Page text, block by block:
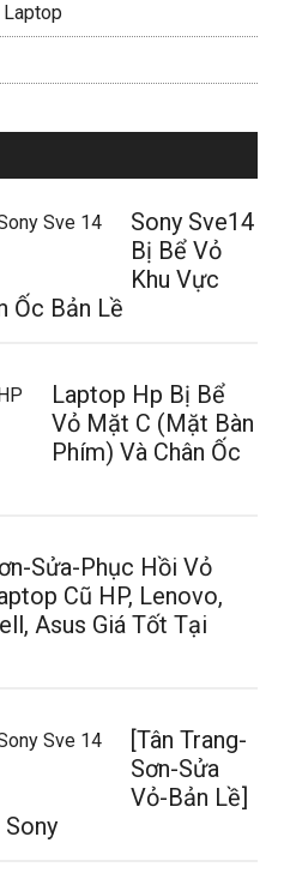
Laptop
Sony Sve14
Bị Bể Vỏ
Khu Vực
Ốc Bản Lề
Laptop Hp Bị Bể
Vỏ Mặt C (Mặt Bàn
Phím) Và Chân Ốc
Sửa-Phục Hồi Vỏ
Cũ HP, Lenovo,
Asus Giá Tốt Tại
[Tân Trang-
Sơn-Sửa
Vỏ-Bản Lề]
Sony